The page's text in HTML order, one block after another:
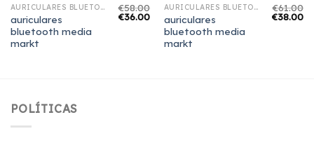
AURICULARES BLUETOOTH MEDIA MARKT
auriculares
bluetooth media
markt
€58.00
€36.00
AURICULARES BLUETOOTH MEDIA MARKT
auriculares
bluetooth media
markt
€61.00
€38.00
POLÍTICAS